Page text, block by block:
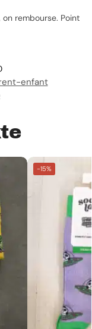
rembourse. Point
enfant
-15%